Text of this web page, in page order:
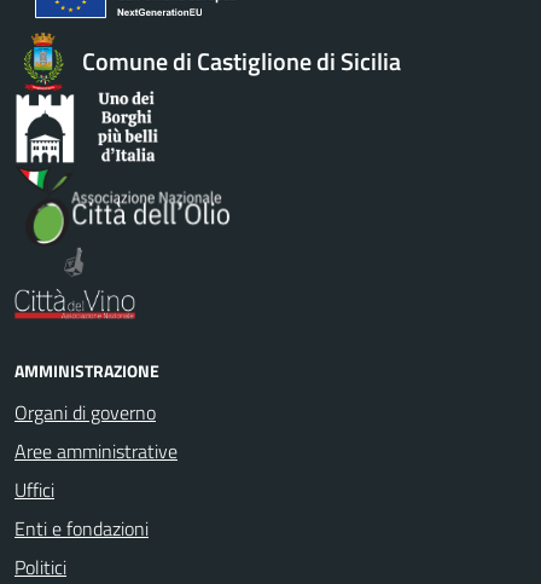
Comune di Castiglione di Sicilia
AMMINISTRAZIONE
Organi di governo
Aree amministrative
Uffici
Enti e fondazioni
Politici